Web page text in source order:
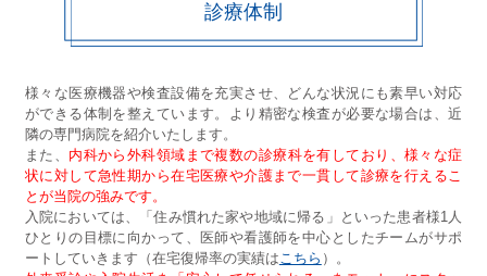
診療体制
様々な医療機器や検査設備を充実させ、どんな状況にも素早い対応
ができる体制を整えています。より精密な検査が必要な場合は、近
隣の専門病院を紹介いたします。
また、 内科から外科領域まで複数の診療科を有しており、様々な症
状に対して急性期から在宅医療や介護まで一貫して診療を行えるこ
とが当院の強みです。
入院においては、「住み慣れた家や地域に帰る」といった患者様1人
ひとりの目標に向かって、医師や看護師を中心としたチームがサポ
ートしていきます（在宅復帰率の実績はこちら ）。